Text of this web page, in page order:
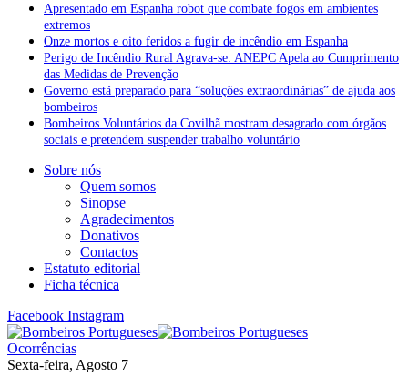
Apresentado em Espanha robot que combate fogos em ambientes
extremos
Onze mortos e oito feridos a fugir de incêndio em Espanha
Perigo de Incêndio Rural Agrava-se: ANEPC Apela ao Cumprimento
das Medidas de Prevenção
Governo está preparado para “soluções extraordinárias” de ajuda aos
bombeiros
Bombeiros Voluntários da Covilhã mostram desagrado com órgãos
sociais e pretendem suspender trabalho voluntário
Sobre nós
Quem somos
Sinopse
Agradecimentos
Donativos
Contactos
Estatuto editorial
Ficha técnica
Facebook Instagram
Ocorrências
Sexta-feira, Agosto 7